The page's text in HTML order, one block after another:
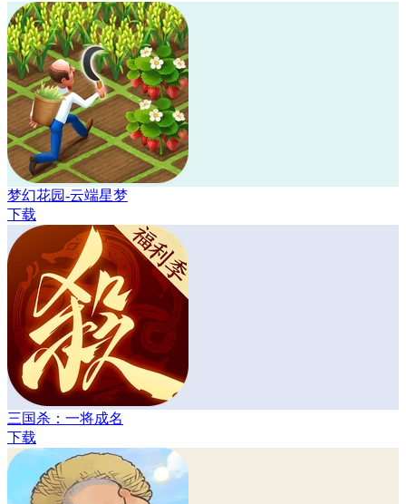
梦幻花园-云端星梦
下载
三国杀：一将成名
下载